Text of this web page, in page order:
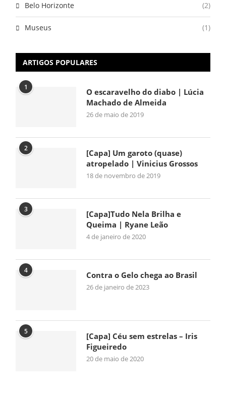
Belo Horizonte (2)
Museus (1)
ARTIGOS POPULARES
1
O escaravelho do diabo | Lúcia
Machado de Almeida
26 de maio de 2019
2
[Capa] Um garoto (quase)
atropelado | Vinicius Grossos
18 de novembro de 2019
3
[Capa]Tudo Nela Brilha e
Queima | Ryane Leão
4 de janeiro de 2020
4 Contra o Gelo chega ao Brasil
26 de janeiro de 2023
5
[Capa] Céu sem estrelas – Iris
Figueiredo
20 de maio de 2020